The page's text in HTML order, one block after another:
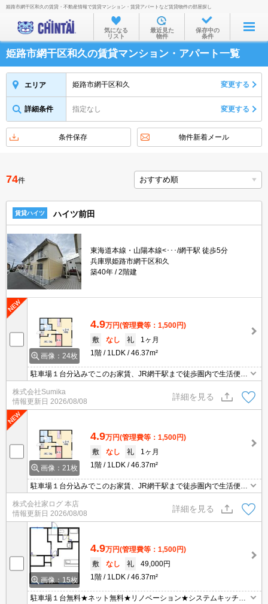
お部屋を探す
沿線・駅から
住所から
家賃相場から
物件特集から
不動産会社から
TOP
姫路市網干区和久の賃貸・不動産情報で賃貸マンション・賃貸アパートなど賃貸物件の部屋探し
気になる
リスト
最近見た
物件
保存中の
条件
姫路市網干区和久の賃貸マンション・アパート一覧
エリア 姫路市網干区和久 変更する
詳細条件 指定なし 変更する
条件保存 物件新着メール
74件
賃貸ハイツ ハイツ前田
東海道本線・山陽本線<･･･/網干駅 徒歩5分
兵庫県姫路市網干区和久
築40年
2階建
画像：24枚
4.9万円(管理費等：1,500円)
敷
なし 礼
1ヶ月
1階
1LDK 46.37m²
駐車場１台分込みでこのお家賃、JR網干駅まで徒歩圏内で生活便
利！
株式会社Sumika
情報更新日 2026/08/08
詳細を見る
画像：21枚
4.9万円(管理費等：1,500円)
敷
なし 礼
1ヶ月
1階
1LDK 46.37m²
駐車場１台分込みでこのお家賃、JR網干駅まで徒歩圏内で生活便
利！
株式会社家ログ 本店
情報更新日 2026/08/08
詳細を見る
画像：15枚
4.9万円(管理費等：1,500円)
敷
なし 礼
49,000円
1階
1LDK 46.37m²
駐車場１台無料★ネット無料★リノベーション★システムキッチン